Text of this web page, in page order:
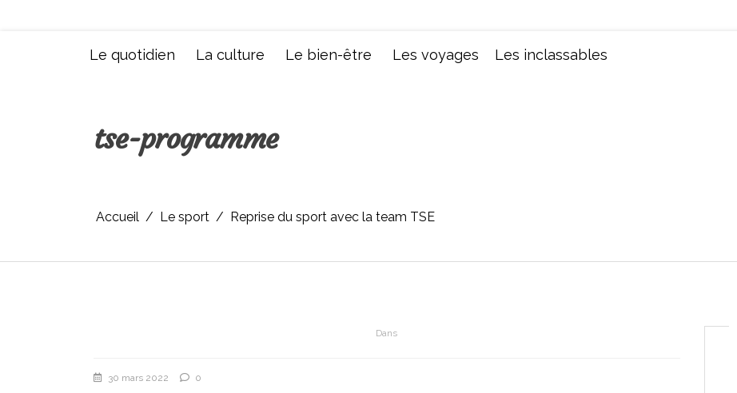
Le quotidien La culture Le bien-être Les voyages Les inclassables
tse-programme
Accueil Le sport Reprise du sport avec la team TSE
Dans
30 mars 2022 0